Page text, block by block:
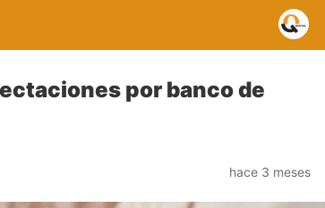
por banco de
hace 3 meses